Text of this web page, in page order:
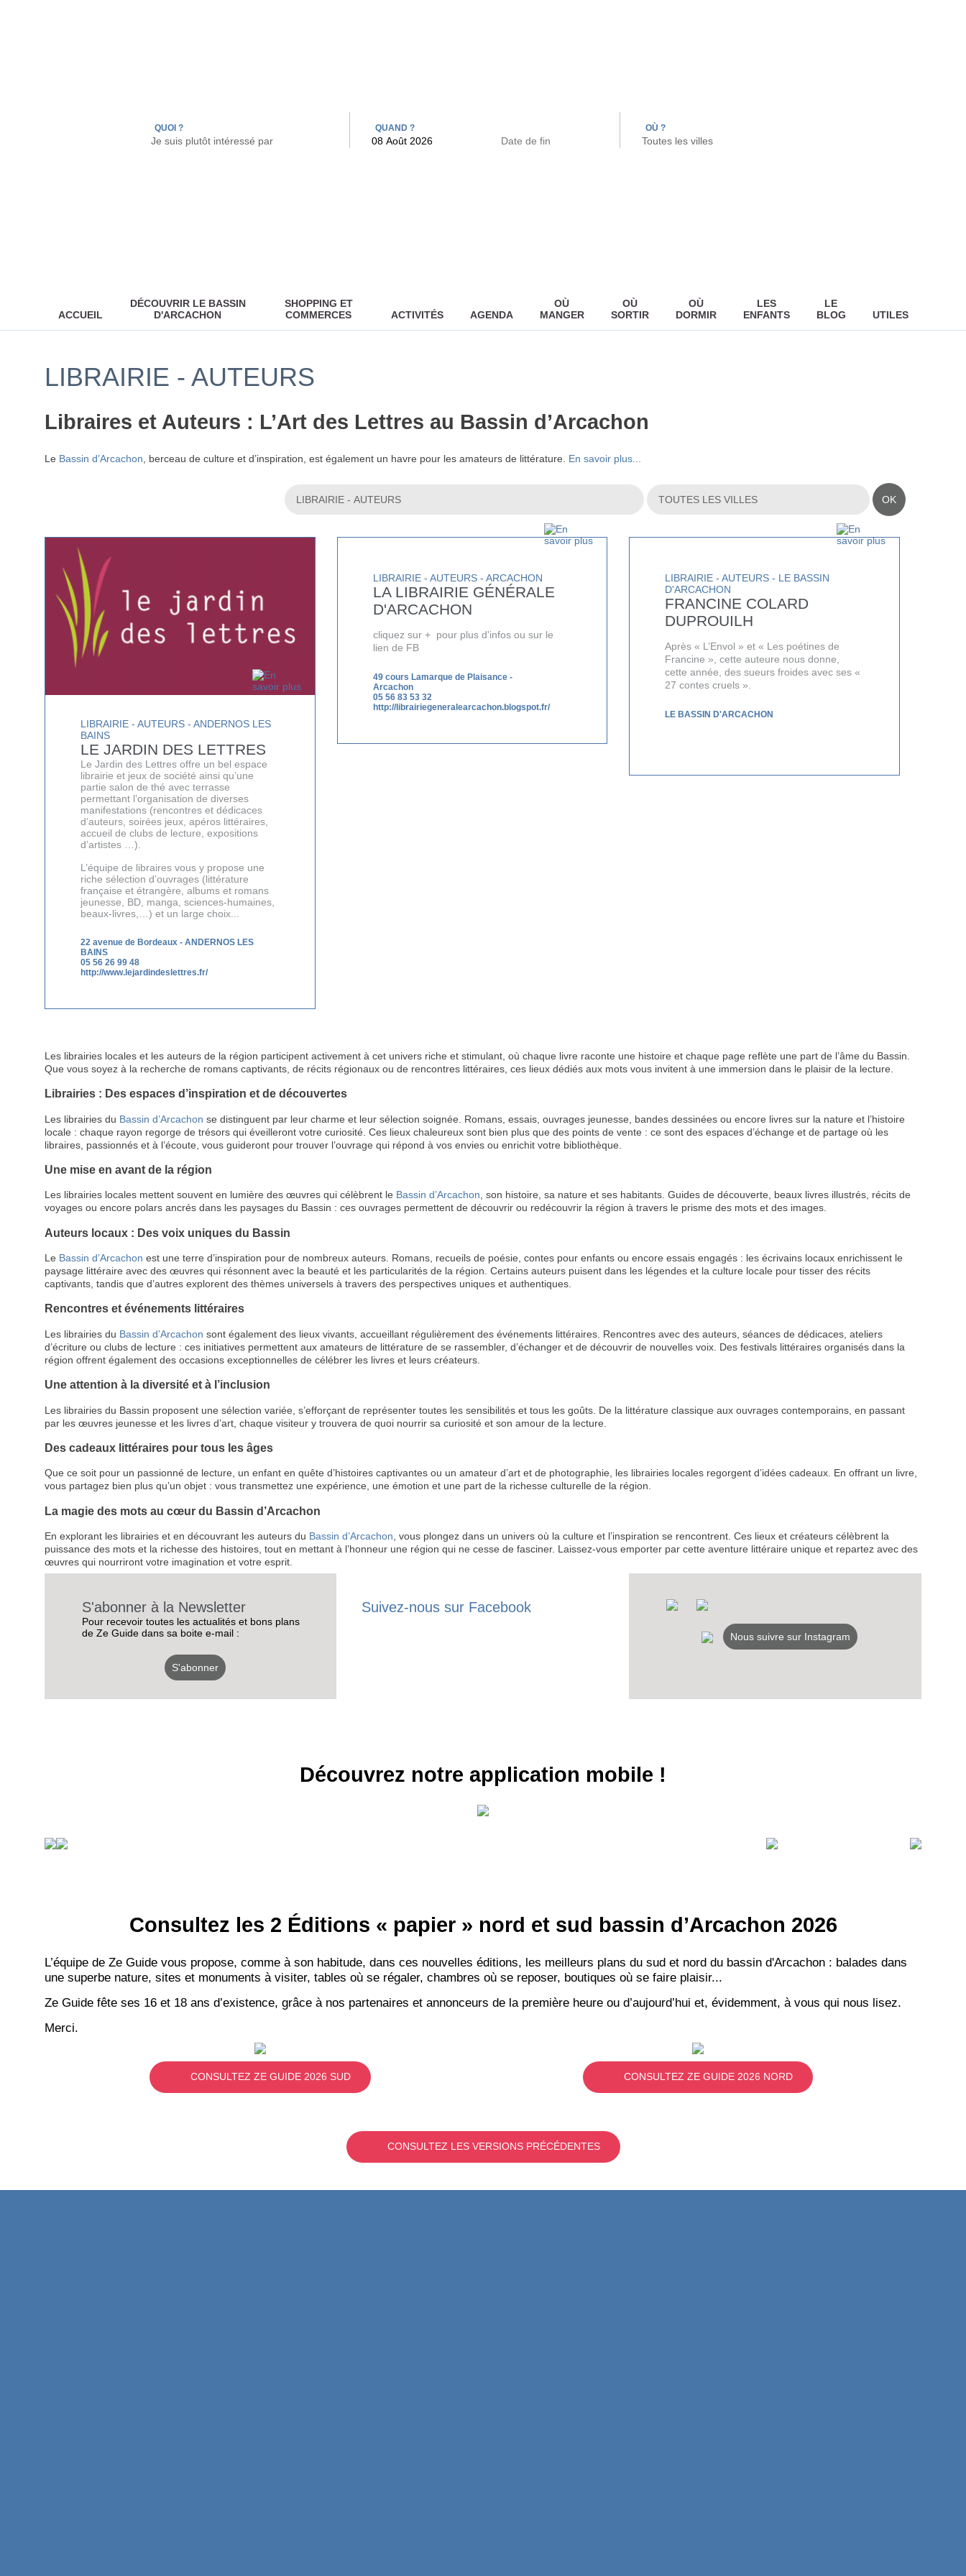
RECEVEZ
BONS PLANS
S'ABONNER
QUOI ? QUAND ? OÙ ?
ACCUEIL
DÉCOUVRIR LE BASSIN
D'ARCACHON
SHOPPING ET
COMMERCES
ACTIVITÉS AGENDA
OÙ
MANGER
OÙ
SORTIR
OÙ
DORMIR
LES
ENFANTS
LE
BLOG
UTILES
LIBRAIRIE - AUTEURS
Libraires et Auteurs : L’Art des Lettres au Bassin d’Arcachon
Le Bassin d’Arcachon , berceau de culture et d’inspiration, est également un havre pour les amateurs de littérature. En savoir plus...
LIBRAIRIE - AUTEURS - ANDERNOS LES
BAINS
LE JARDIN DES LETTRES
Le Jardin des Lettres offre un bel espace
librairie et jeux de société ainsi qu’une
partie salon de thé avec terrasse
permettant l’organisation de diverses
manifestations (rencontres et dédicaces
d’auteurs, soirées jeux, apéros littéraires,
accueil de clubs de lecture, expositions
d’artistes …).
L’équipe de libraires vous y propose une
riche sélection d’ouvrages (littérature
française et étrangère, albums et romans
jeunesse, BD, manga, sciences-humaines,
beaux-livres,…) et un large choix...
22 avenue de Bordeaux - ANDERNOS LES
BAINS
05 56 26 99 48
http://www.lejardindeslettres.fr/
LIBRAIRIE - AUTEURS - ARCACHON
LA LIBRAIRIE GÉNÉRALE
D'ARCACHON
cliquez sur + pour plus d'infos ou sur le
lien de FB
49 cours Lamarque de Plaisance-
Arcachon
05 56 83 53 32
http://librairiegeneralearcachon.blogspot.fr/
LIBRAIRIE - AUTEURS - LE BASSIN
D'ARCACHON
FRANCINE COLARD
DUPROUILH
Après « L’Envol » et « Les poétines de
Francine », cette auteure nous donne,
cette année, des sueurs froides avec ses «
27 contes cruels ».
LE BASSIN D'ARCACHON
OK
Les librairies locales et les auteurs de la région participent activement à cet univers riche et stimulant, où chaque livre raconte une histoire et chaque page reflète une part de l’âme du Bassin.
Que vous soyez à la recherche de romans captivants, de récits régionaux ou de rencontres littéraires, ces lieux dédiés aux mots vous invitent à une immersion dans le plaisir de la lecture.
Librairies : Des espaces d’inspiration et de découvertes
Les librairies du Bassin d’Arcachon se distinguent par leur charme et leur sélection soignée. Romans, essais, ouvrages jeunesse, bandes dessinées ou encore livres sur la nature et l’histoire
locale : chaque rayon regorge de trésors qui éveilleront votre curiosité. Ces lieux chaleureux sont bien plus que des points de vente : ce sont des espaces d’échange et de partage où les
libraires, passionnés et à l’écoute, vous guideront pour trouver l’ouvrage qui répond à vos envies ou enrichit votre bibliothèque.
Une mise en avant de la région
Les librairies locales mettent souvent en lumière des œuvres qui célèbrent le Bassin d’Arcachon, son histoire, sa nature et ses habitants. Guides de découverte, beaux livres illustrés, récits de
voyages ou encore polars ancrés dans les paysages du Bassin : ces ouvrages permettent de découvrir ou redécouvrir la région à travers le prisme des mots et des images.
Auteurs locaux : Des voix uniques du Bassin
Le Bassin d’Arcachon est une terre d’inspiration pour de nombreux auteurs. Romans, recueils de poésie, contes pour enfants ou encore essais engagés : les écrivains locaux enrichissent le
paysage littéraire avec des œuvres qui résonnent avec la beauté et les particularités de la région. Certains auteurs puisent dans les légendes et la culture locale pour tisser des récits
captivants, tandis que d’autres explorent des thèmes universels à travers des perspectives uniques et authentiques.
Rencontres et événements littéraires
Les librairies du Bassin d’Arcachon sont également des lieux vivants, accueillant régulièrement des événements littéraires. Rencontres avec des auteurs, séances de dédicaces, ateliers
d’écriture ou clubs de lecture : ces initiatives permettent aux amateurs de littérature de se rassembler, d’échanger et de découvrir de nouvelles voix. Des festivals littéraires organisés dans la
région offrent également des occasions exceptionnelles de célébrer les livres et leurs créateurs.
Une attention à la diversité et à l’inclusion
Les librairies du Bassin proposent une sélection variée, s’efforçant de représenter toutes les sensibilités et tous les goûts. De la littérature classique aux ouvrages contemporains, en passant
par les œuvres jeunesse et les livres d’art, chaque visiteur y trouvera de quoi nourrir sa curiosité et son amour de la lecture.
Des cadeaux littéraires pour tous les âges
Que ce soit pour un passionné de lecture, un enfant en quête d’histoires captivantes ou un amateur d’art et de photographie, les librairies locales regorgent d’idées cadeaux. En offrant un livre,
vous partagez bien plus qu’un objet : vous transmettez une expérience, une émotion et une part de la richesse culturelle de la région.
La magie des mots au cœur du Bassin d’Arcachon
En explorant les librairies et en découvrant les auteurs du Bassin d’Arcachon , vous plongez dans un univers où la culture et l’inspiration se rencontrent. Ces lieux et créateurs célèbrent la
puissance des mots et la richesse des histoires, tout en mettant à l’honneur une région qui ne cesse de fasciner. Laissez-vous emporter par cette aventure littéraire unique et repartez avec des
œuvres qui nourriront votre imagination et votre esprit.
S'abonner à la Newsletter
Pour recevoir toutes les actualités et bons plans
de Ze Guide dans sa boite e-mail :
S'abonner
Suivez-nous sur Facebook
Nous suivre sur Instagram
Découvrez notre application mobile !
Consultez les 2 Éditions « papier » nord et sud bassin d’Arcachon 2026
L’équipe de Ze Guide vous propose, comme à son habitude, dans ces nouvelles éditions, les meilleurs plans du sud et nord du bassin d'Arcachon : balades dans
une superbe nature, sites et monuments à visiter, tables où se régaler, chambres où se reposer, boutiques où se faire plaisir...
Ze Guide fête ses 16 et 18 ans d’existence, grâce à nos partenaires et annonceurs de la première heure ou d’aujourd’hui et, évidemment, à vous qui nous lisez.
Merci.
CONSULTEZ ZE GUIDE 2026 SUD CONSULTEZ ZE GUIDE 2026 NORD
CONSULTEZ LES VERSIONS PRÉCÉDENTES